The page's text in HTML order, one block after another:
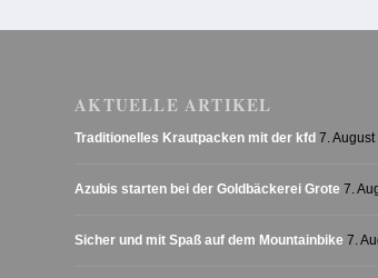
AKTUELLE ARTIKEL
Traditionelles Krautpacken mit der kfd 7. August
Azubis starten bei der Goldbäckerei Grote 7.
Sicher und mit Spaß auf dem Mountainbike 7.